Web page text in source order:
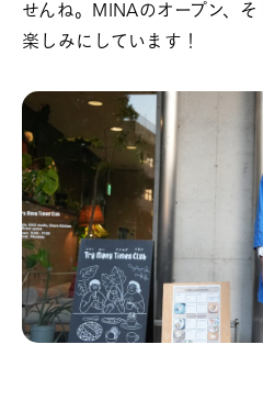
せんね。MINAのオープン、
楽しみにしています！